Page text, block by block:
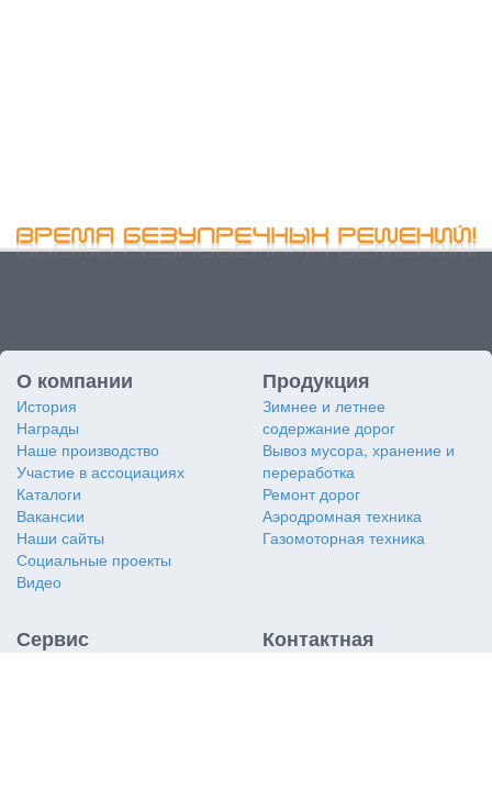
О компании
История
Награды
Наше производство
Участие в ассоциациях
Каталоги
Вакансии
Наши сайты
Социальные проекты
Видео
Продукция
Зимнее и летнее
содержание дорог
Вывоз мусора, хранение и
переработка
Ремонт дорог
Аэродромная техника
Газомоторная техника
Сервис
Контактная